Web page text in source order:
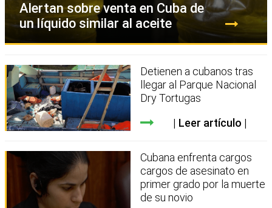
Alertan sobre venta en Cuba de
un líquido similar al aceite
Detienen a cubanos tras
llegar al Parque Nacional
Dry Tortugas
Leer artículo
Cubana enfrenta cargos
cargos de asesinato en
primer grado por la muerte
de su novio